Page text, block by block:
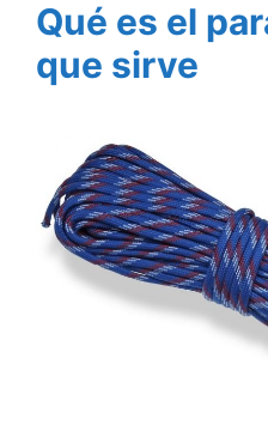
Qué es el
que sirve